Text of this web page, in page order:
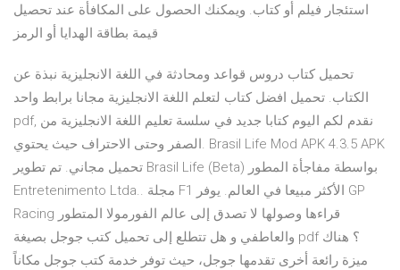
استئجار فيلم أو كتاب. ويمكنك الحصول على المكافأة عند تحصيل
تحميل كتاب دروس قواعد ومحادثة في اللغة الانجليزية نبذة عن
الكتاب. تحميل افضل كتاب لتعلم اللغة الانجليزية مجانا برابط واحد
pdf, نقدم لكم اليوم كتابا جديد في سلسة تعليم اللغة الانجليزية من
الصفر وحتى الاحتراف حيث يحتوي. Brasil Life Mod APK 4.3.5 APK
تحميل مجاني. تم تطوير Brasil Life (Beta) بواسطة مفاجأة المطور
Entretenimento Ltda.. مجلة F1 الأكثر مبيعا في العالم. يوفر GP
Racing قراءها وصولها لا تصدق إلى عالم الفورمولا المتطور
والعاطفي و هل تتطلع إلى تحميل كتب جوجل بصيغة pdf ؟ هناك
ميزة رائعة أخرى تقدمها جوجل، حيث توفر خدمة كتب جوجل مكاناً